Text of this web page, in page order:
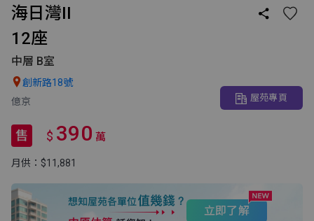
海日灣II 
12座
中層 B室
創新路18號
億京
屋苑專頁
售 $ 390 萬
月供：$11,881
立即了解